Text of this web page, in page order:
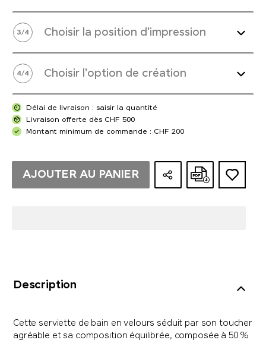
3/4 Choisir la position d'impression
4/4 Choisir l'option de création
Délai de livraison : saisir la quantité
Livraison offerte dès CHF 500
Montant minimum de commande : CHF 200
AJOUTER AU PANIER
Description
Cette serviette de bain en velours séduit par son toucher
agréable et sa composition équilibrée, composée à 50 %